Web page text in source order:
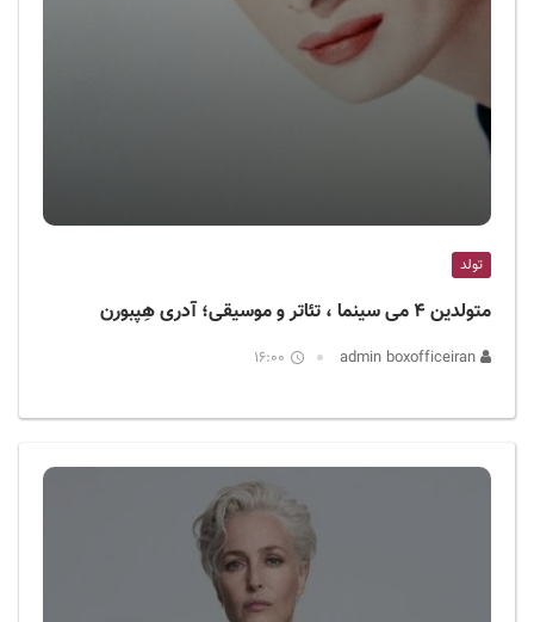
تولد
متولدین ۴ می سینما ، تئاتر و موسیقی؛ آدری هِپبورن
16:00